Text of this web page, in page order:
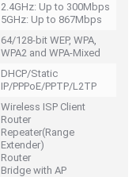
2.4GHz: Up to 300Mbps
5GHz: Up to 867Mbps
64/128-bit WEP, WPA,
WPA2 and WPA-Mixed
DHCP/Static
IP/PPPoE/PPTP/L2TP
Wireless ISP Client
Router
Repeater(Range
Extender)
Router
Bridge with AP